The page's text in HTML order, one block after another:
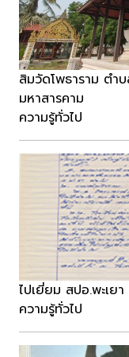
สิมวัดโพธาราม ตำ
มหาสารคาม
ความรู้ทั่วไป
ไปเยี่ยม สปอ.พะเยา
ความรู้ทั่วไป